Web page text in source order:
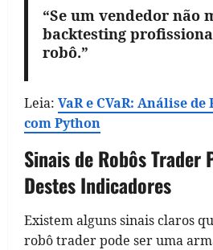
“Se um vendedor não
backtesting
robô.”
Leia: VaR e CVaR: Análise
com Python
Sinais de Robôs Trader
Destes Indicadores
Existem alguns sinais claros
robô trader pode ser uma